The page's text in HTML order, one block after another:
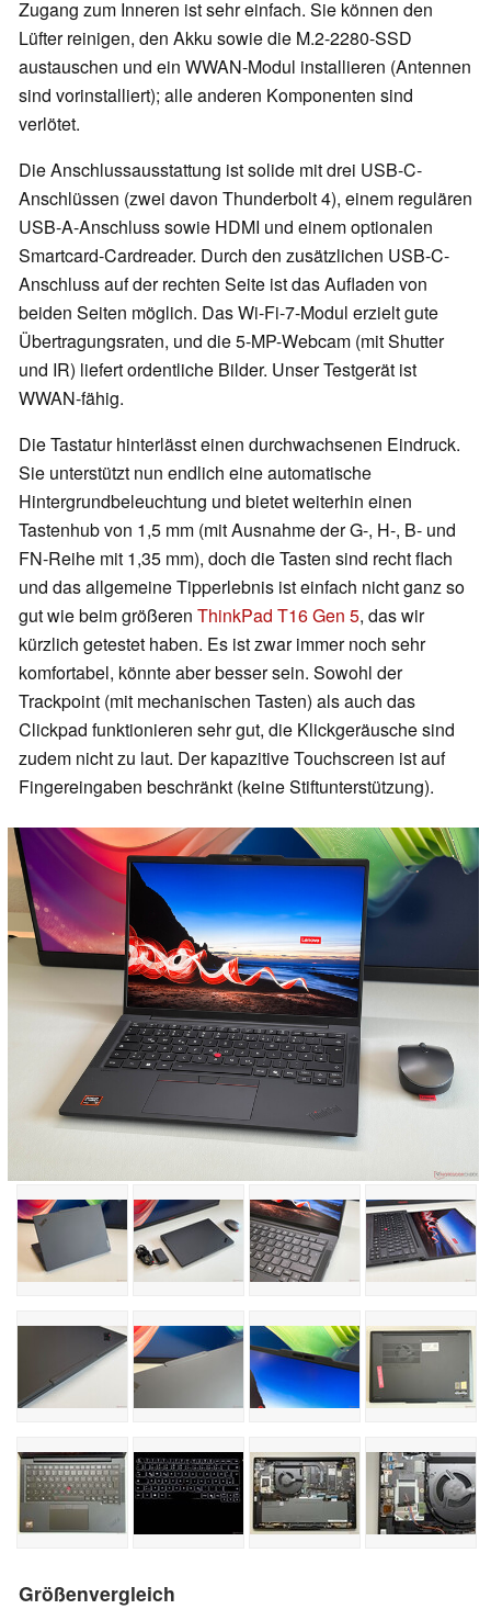
Zugang zum Inneren ist sehr einfach. Sie können den
Lüfter reinigen, den Akku sowie die M.2-2280-SSD
austauschen und ein WWAN-Modul installieren (Antennen
sind vorinstalliert); alle anderen Komponenten sind
verlötet.
Die Anschlussausstattung ist solide mit drei USB-C-
Anschlüssen (zwei davon Thunderbolt 4), einem regulären
USB-A-Anschluss sowie HDMI und einem optionalen
Smartcard-Cardreader. Durch den zusätzlichen USB-C-
Anschluss auf der rechten Seite ist das Aufladen von
beiden Seiten möglich. Das Wi-Fi-7-Modul erzielt gute
Übertragungsraten, und die 5-MP-Webcam (mit Shutter
und IR) liefert ordentliche Bilder. Unser Testgerät ist
WWAN-fähig.
Die Tastatur hinterlässt einen durchwachsenen Eindruck.
Sie unterstützt nun endlich eine automatische
Hintergrundbeleuchtung und bietet weiterhin einen
Tastenhub von 1,5 mm (mit Ausnahme der G-, H-, B- und
FN-Reihe mit 1,35 mm), doch die Tasten sind recht flach
und das allgemeine Tipperlebnis ist einfach nicht ganz so
gut wie beim größeren ThinkPad T16 Gen 5, das wir
kürzlich getestet haben. Es ist zwar immer noch sehr
komfortabel, könnte aber besser sein. Sowohl der
Trackpoint (mit mechanischen Tasten) als auch das
Clickpad funktionieren sehr gut, die Klickgeräusche sind
zudem nicht zu laut. Der kapazitive Touchscreen ist auf
Fingereingaben beschränkt (keine Stiftunterstützung).
Größenvergleich